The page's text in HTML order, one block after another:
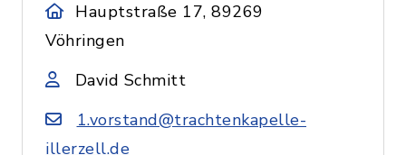
Hauptstraße 17, 89269
Vöhringen
David Schmitt
1.vorstand@trachtenkapelle-
illerzell.de